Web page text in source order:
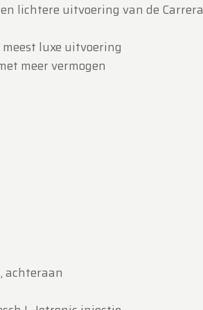
lichtere uitvoering van de Carrera
luxe uitvoering
meer vermogen
achteraan